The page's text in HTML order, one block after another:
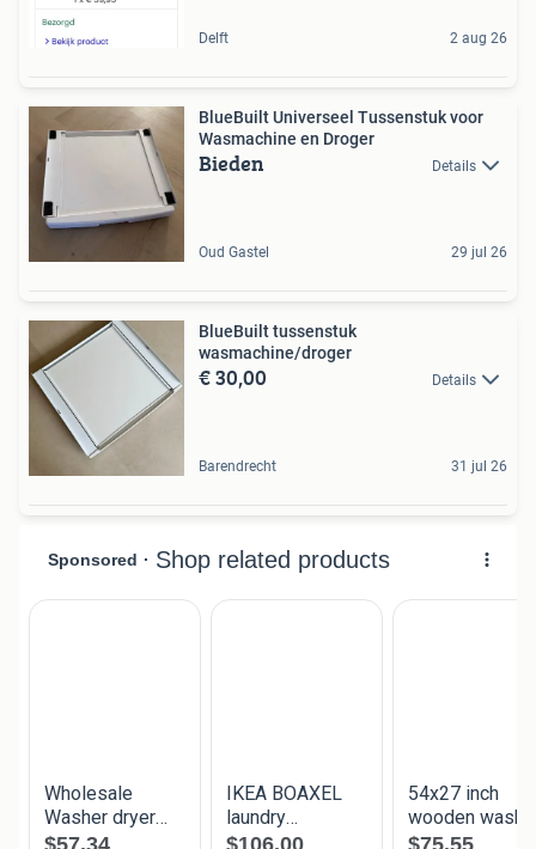
Delft 2 aug 26
BlueBuilt Universeel Tussenstuk voor
Wasmachine en Droger
Bieden Details
Oud Gastel 29 jul 26
BlueBuilt tussenstuk
wasmachine/droger
€ 30,00 Details
Barendrecht 31 jul 26